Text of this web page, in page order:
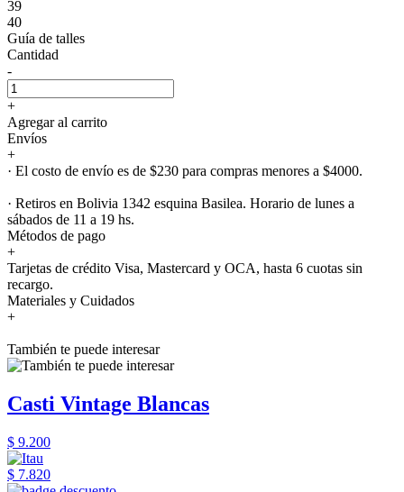
39
40
Guía de talles
Cantidad
-
+
Agregar al carrito
Envíos
+
· El costo de envío es de $230 para compras menores a $4000.
· Retiros en Bolivia 1342 esquina Basilea. Horario de lunes a
sábados de 11 a 19 hs.
Métodos de pago
+
Tarjetas de crédito Visa, Mastercard y OCA, hasta 6 cuotas sin
recargo.
Materiales y Cuidados
+
También te puede interesar
Casti Vintage Blancas
$ 9.200
$ 7.820